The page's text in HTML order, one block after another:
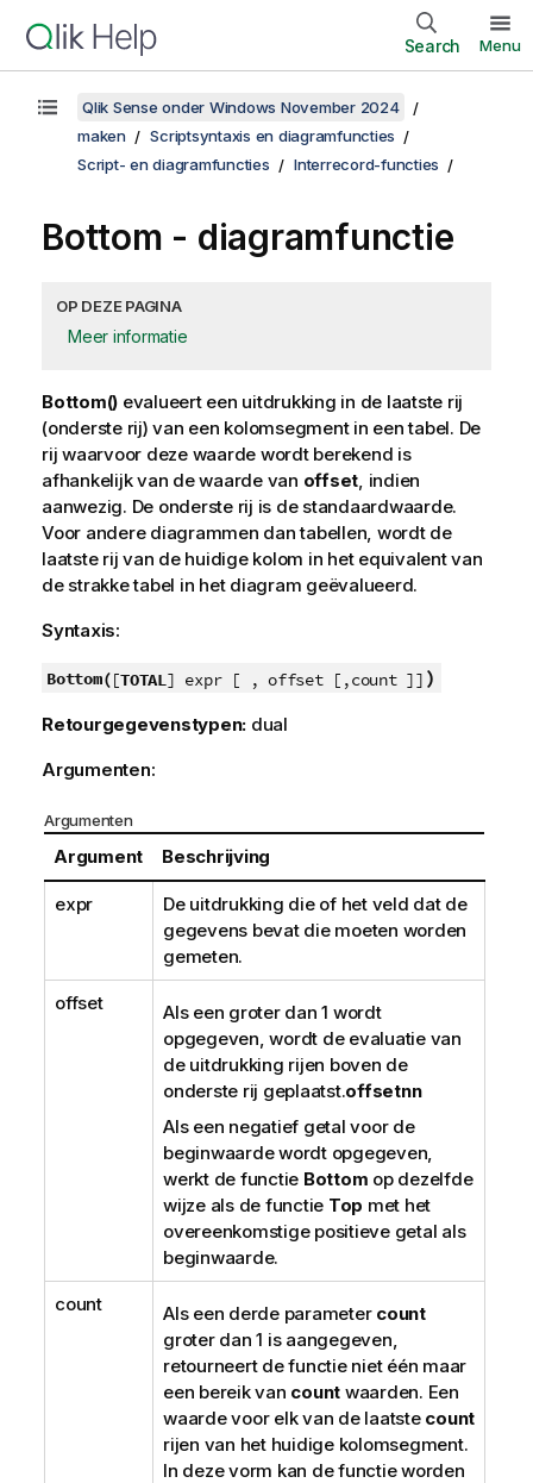
Search Menu
Qlik Sense onder Windows November 2024
maken
Scriptsyntaxis en diagramfuncties
Script- en diagramfuncties
Interrecord-functies
Bottom - diagramfunctie
OP DEZE PAGINA
Meer informatie
Bottom() evalueert een uitdrukking in de laatste rij
(onderste rij) van een kolomsegment in een tabel. De
rij waarvoor deze waarde wordt berekend is
afhankelijk van de waarde van offset, indien
aanwezig. De onderste rij is de standaardwaarde.
Voor andere diagrammen dan tabellen, wordt de
laatste rij van de huidige kolom in het equivalent van
de strakke tabel in het diagram geëvalueerd.
Syntaxis:
Bottom([TOTAL] expr [ , offset [,count ]] )
Retourgegevenstypen: dual
Argumenten:
Argumenten
Argument Beschrijving
expr
De uitdrukking die of het veld dat de
gegevens bevat die moeten worden
gemeten.
offset
Als een groter dan 1 wordt
opgegeven, wordt de evaluatie van
de uitdrukking rijen boven de
onderste rij geplaatst.offsetnn
Als een negatief getal voor de
beginwaarde wordt opgegeven,
werkt de functie Bottom op dezelfde
wijze als de functie Top met het
overeenkomstige positieve getal als
beginwaarde.
count Als een derde parameter count
groter dan 1 is aangegeven,
retourneert de functie niet één maar
een bereik van count waarden. Een
waarde voor elk van de laatste count
rijen van het huidige kolomsegment.
In deze vorm kan de functie worden